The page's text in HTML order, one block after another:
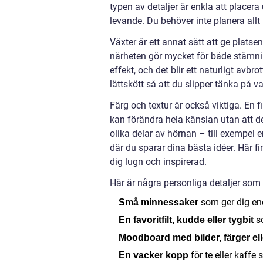
typen av detaljer är enkla att
levande. Du behöver inte planera
Växter är ett annat sätt att ge
närheten gör mycket för både
effekt, och det blir ett naturligt
lättskött så att du slipper tänka på
Färg och textur är också viktiga. En
kan förändra hela känslan utan att
olika delar av hörnan – till exempel
där du sparar dina bästa idéer. Här
dig lugn och inspirerad.
Här är några personliga detaljer
Små minnessaker som ger dig
En favoritfilt, kudde eller tygbit
Moodboard med bilder, färger
En vacker kopp för te eller kaffe